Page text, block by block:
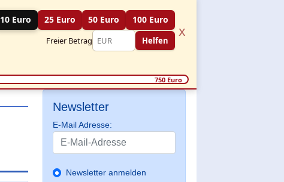
10 Euro 25 Euro 50 Euro 100 Euro
Freier Betrag Helfen
x
750 Euro
Newsletter
E-Mail Adresse:
Newsletter anmelden